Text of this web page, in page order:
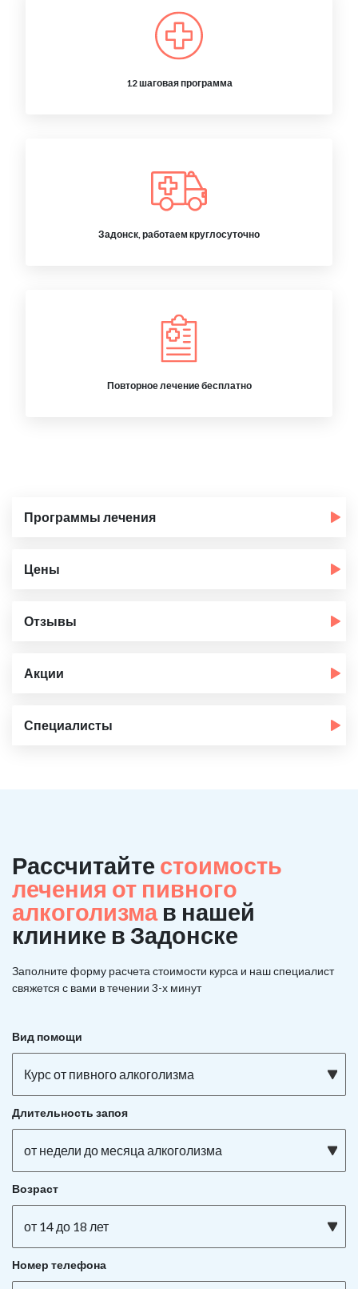
12 шаговая программа
Задонск, работаем круглосуточно
Повторное лечение бесплатно
Программы лечения
Цены
Отзывы
Акции
Специалисты
Рассчитайте стоимость
лечения от пивного
алкоголизма в нашей
клинике в Задонске
Заполните форму расчета стоимости курса и наш специалист
свяжется с вами в течении 3-х минут
Вид помощи
Курс от пивного алкоголизма
Длительность запоя
от недели до месяца алкоголизма
Возраст
от 14 до 18 лет
Номер телефона